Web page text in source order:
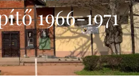
1966-1971